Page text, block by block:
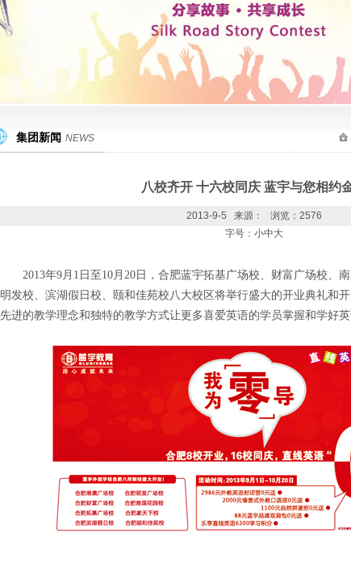
集团新闻 NEWS
八校齐开 十六校同庆 蓝宇与您相约
2013-9-5 来源： 浏览：2576
字号： 小中大
2013年9月1日至10月20日，合肥蓝宇拓基广场校、财富广场校、南
明发校、滨湖假日校、颐和佳苑校八大校区将举行盛大的开业典礼和
先进的教学理念和独特的教学方式让更多喜爱英语的学员掌握和学好英